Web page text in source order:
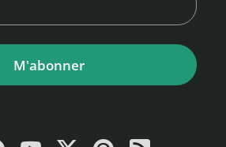
M'abonner